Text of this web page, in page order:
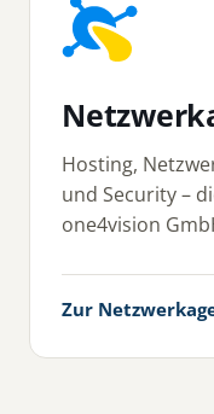
Hosting,
und Security –
one4vision
Zur